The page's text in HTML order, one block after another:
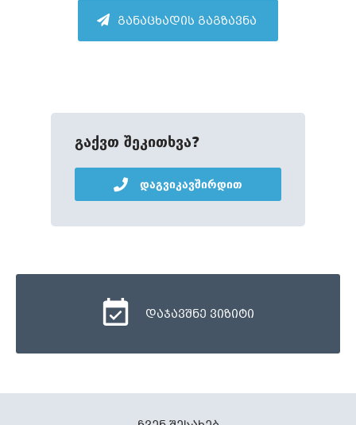
განაცხადის გაგზავნა
გაქვთ შეკითხვა?
დაგვიკავშირდით
დაჯავშნე ვიზიტი